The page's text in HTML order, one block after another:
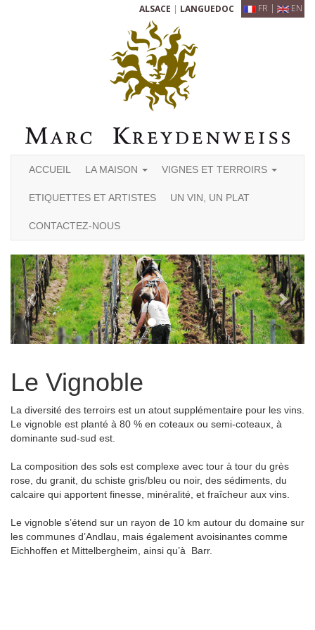
FR | EN
ALSACE | LANGUEDOC
ACCUEIL LA MAISON VIGNES ET TERROIRS
ETIQUETTES ET ARTISTES UN VIN, UN PLAT
CONTACTEZ-NOUS
Previous Next
Le Vignoble
La diversité des terroirs est un atout supplémentaire pour les vins.
Le vignoble est planté à 80 % en coteaux ou semi-coteaux, à
dominante sud-sud est.
La composition des sols est complexe avec tour à tour du grès
rose, du granit, du schiste gris/bleu ou noir, des sédiments, du
calcaire qui apportent finesse, minéralité, et fraîcheur aux vins.
Le vignoble s’étend sur un rayon de 10 km autour du domaine sur
les communes d’Andlau, mais également avoisinantes comme
Eichhoffen et Mittelbergheim, ainsi qu’à Barr.